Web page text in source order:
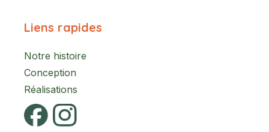
Liens rapides
Notre histoire
Conception
Réalisations